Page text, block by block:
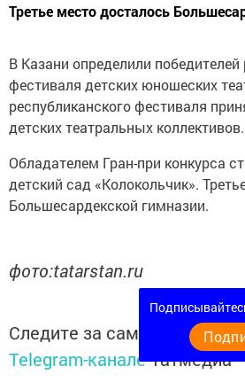
Третье место досталось
В Казани определили победителей
фестиваля детских юношеских
республиканского фестиваля
детских театральных коллективов.
Обладателем Гран-при конкурса
детский сад «Колокольчик».
Большесардекской гимназии.
фото:tatarstan.ru
Следите за самым важным
Telegram-каналеТатмедиа